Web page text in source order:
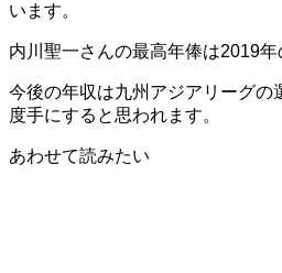
います。
内川聖一さんの最高年俸は2019年
今後の年収は九州アジアリーグの
度手にすると思われます。
あわせて読みたい